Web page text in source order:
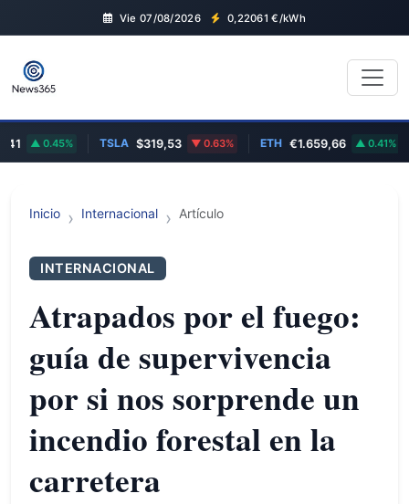
Vie 07/08/2026 0,22061 €/kWh
0.45% TSLA $319,53 0.63% ETH €1.659,66 0.41%
Inicio Internacional Artículo
INTERNACIONAL
Atrapados por el fuego:
guía de supervivencia
por si nos sorprende un
incendio forestal en la
carretera